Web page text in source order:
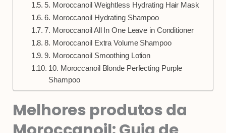
5. Moroccanoil Weightless Hydrating Hair Mask
6. Moroccanoil Hydrating Shampoo
7. Moroccanoil All In One Leave in Conditioner
8. Moroccanoil Extra Volume Shampoo
9. Moroccanoil Smoothing Lotion
10. Moroccanoil Blonde Perfecting Purple
Shampoo
Melhores produtos da